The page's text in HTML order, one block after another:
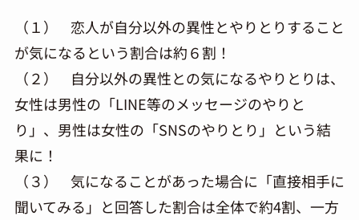
（１） 恋人が自分以外の異性とやりとりすること
が気になるという割合は約６割！
（２） 自分以外の異性との気になるやりとりは、
女性は男性の「LINE等のメッセージのやりと
り」、男性は女性の「SNSのやりとり」という結
果に！
（３） 気になることがあった場合に「直接相手に
聞いてみる」と回答した割合は全体で約4割、一方